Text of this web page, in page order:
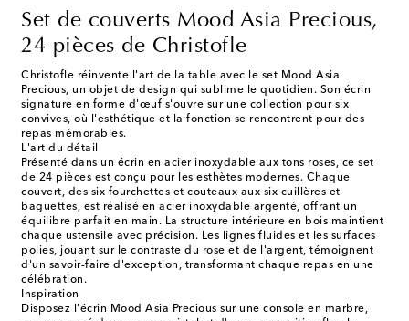
Set de couverts Mood Asia Precious,
24 pièces de Christofle
Christofle réinvente l'art de la table avec le set Mood Asia
Precious, un objet de design qui sublime le quotidien. Son écrin
signature en forme d'œuf s'ouvre sur une collection pour six
convives, où l'esthétique et la fonction se rencontrent pour des
repas mémorables.
L'art du détail
Présenté dans un écrin en acier inoxydable aux tons roses, ce set
de 24 pièces est conçu pour les esthètes modernes. Chaque
couvert, des six fourchettes et couteaux aux six cuillères et
baguettes, est réalisé en acier inoxydable argenté, offrant un
équilibre parfait en main. La structure intérieure en bois maintient
chaque ustensile avec précision. Les lignes fluides et les surfaces
polies, jouant sur le contraste du rose et de l'argent, témoignent
d'un savoir-faire d'exception, transformant chaque repas en une
célébration.
Inspiration
Disposez l'écrin Mood Asia Precious sur une console en marbre,